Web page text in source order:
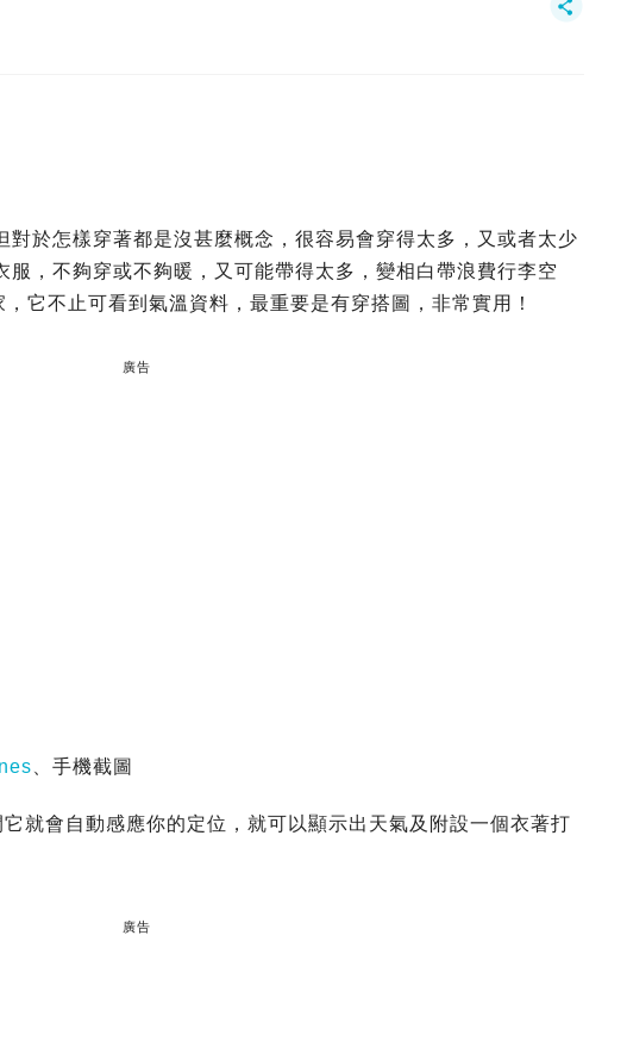
對於怎樣穿著都是沒甚麼概念，很容易會穿得太多，又或者太少
服，不夠穿或不夠暖，又可能帶得太多，變相白帶浪費行李空
它不止可看到氣溫資料，最重要是有穿搭圖，非常實用！
廣告
、手機截圖
就會自動感應你的定位，就可以顯示出天氣及附設一個衣著打
廣告